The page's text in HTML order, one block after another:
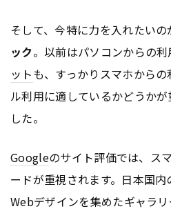
そして、今特に力を入れたいの
ック。以前はパソコンからの
ットも、すっかりスマホから
ル利用に適しているかどうか
した。
Googleのサイト評価では、ス
ードが重視されます。日本国
Webデザインを集めたギャラ